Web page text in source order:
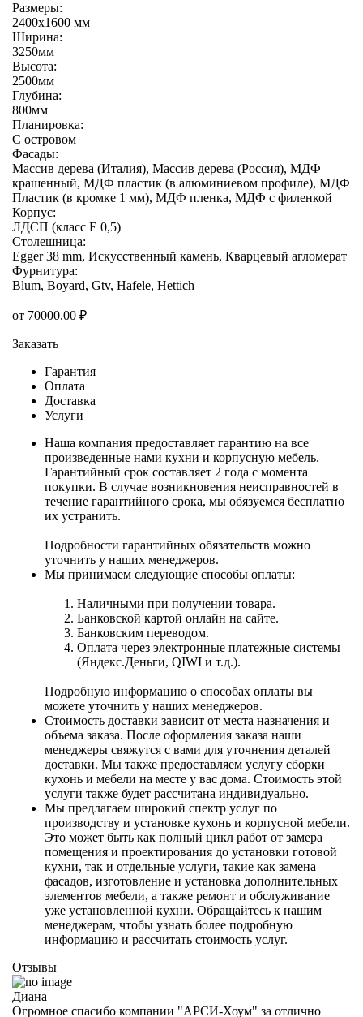
Размеры:
2400х1600 мм
Ширина:
3250мм
Высота:
2500мм
Глубина:
800мм
Планировка:
С островом
Фасады:
Массив дерева (Италия), Массив дерева (Россия), МДФ
крашенный, МДФ пластик (в алюминиевом профиле), МДФ
Пластик (в кромке 1 мм), МДФ пленка, МДФ с филенкой
Корпус:
ЛДСП (класс E 0,5)
Столешница:
Egger 38 mm, Искусственный камень, Кварцевый агломерат
Фурнитура:
Blum, Boyard, Gtv, Hafele, Hettich
от 70000.00 ₽
Заказать
Гарантия
Оплата
Доставка
Услуги
Наша компания предоставляет гарантию на все
произведенные нами кухни и корпусную мебель.
Гарантийный срок составляет 2 года с момента
покупки. В случае возникновения неисправностей в
течение гарантийного срока, мы обязуемся бесплатно
их устранить.
Подробности гарантийных обязательств можно
уточнить у наших менеджеров.
Мы принимаем следующие способы оплаты:
Наличными при получении товара.
Банковской картой онлайн на сайте.
Банковским переводом.
Оплата через электронные платежные системы
(Яндекс.Деньги, QIWI и т.д.).
Подробную информацию о способах оплаты вы
можете уточнить у наших менеджеров.
Стоимость доставки зависит от места назначения и
объема заказа. После оформления заказа наши
менеджеры свяжутся с вами для уточнения деталей
доставки. Мы также предоставляем услугу сборки
кухонь и мебели на месте у вас дома. Стоимость этой
услуги также будет рассчитана индивидуально.
Мы предлагаем широкий спектр услуг по
производству и установке кухонь и корпусной мебели.
Это может быть как полный цикл работ от замера
помещения и проектирования до установки готовой
кухни, так и отдельные услуги, такие как замена
фасадов, изготовление и установка дополнительных
элементов мебели, а также ремонт и обслуживание
уже установленной кухни. Обращайтесь к нашим
менеджерам, чтобы узнать более подробную
информацию и рассчитать стоимость услуг.
Отзывы
Диана
Огромное спасибо компании "АРСИ-Хоум" за отлично